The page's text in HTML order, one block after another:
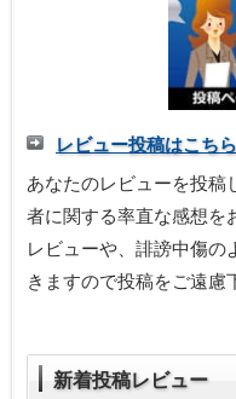
レビュー投稿はこちら
あなたのレビューを投稿
者に関する率直な感想を
レビューや、誹謗中傷の
きますので投稿をご遠慮
新着投稿レビュー